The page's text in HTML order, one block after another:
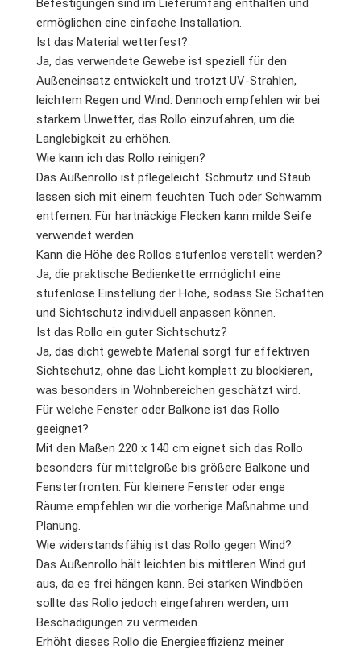
Befestigungen sind im Lieferumfang enthalten und
ermöglichen eine einfache Installation.
Ist das Material wetterfest?
Ja, das verwendete Gewebe ist speziell für den
Außeneinsatz entwickelt und trotzt UV-Strahlen,
leichtem Regen und Wind. Dennoch empfehlen wir bei
starkem Unwetter, das Rollo einzufahren, um die
Langlebigkeit zu erhöhen.
Wie kann ich das Rollo reinigen?
Das Außenrollo ist pflegeleicht. Schmutz und Staub
lassen sich mit einem feuchten Tuch oder Schwamm
entfernen. Für hartnäckige Flecken kann milde Seife
verwendet werden.
Kann die Höhe des Rollos stufenlos verstellt werden?
Ja, die praktische Bedienkette ermöglicht eine
stufenlose Einstellung der Höhe, sodass Sie Schatten
und Sichtschutz individuell anpassen können.
Ist das Rollo ein guter Sichtschutz?
Ja, das dicht gewebte Material sorgt für effektiven
Sichtschutz, ohne das Licht komplett zu blockieren,
was besonders in Wohnbereichen geschätzt wird.
Für welche Fenster oder Balkone ist das Rollo
geeignet?
Mit den Maßen 220 x 140 cm eignet sich das Rollo
besonders für mittelgroße bis größere Balkone und
Fensterfronten. Für kleinere Fenster oder enge
Räume empfehlen wir die vorherige Maßnahme und
Planung.
Wie widerstandsfähig ist das Rollo gegen Wind?
Das Außenrollo hält leichten bis mittleren Wind gut
aus, da es frei hängen kann. Bei starken Windböen
sollte das Rollo jedoch eingefahren werden, um
Beschädigungen zu vermeiden.
Erhöht dieses Rollo die Energieeffizienz meiner